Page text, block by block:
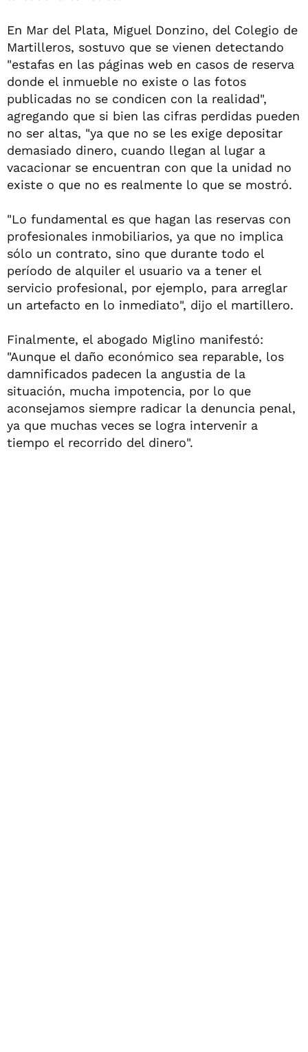
En Mar del Plata, Miguel Donzino, del Colegio de
Martilleros, sostuvo que se vienen detectando
"estafas en las páginas web en casos de reserva
donde el inmueble no existe o las fotos
publicadas no se condicen con la realidad",
agregando que si bien las cifras perdidas pueden
no ser altas, "ya que no se les exige depositar
demasiado dinero, cuando llegan al lugar a
vacacionar se encuentran con que la unidad no
existe o que no es realmente lo que se mostró.
"Lo fundamental es que hagan las reservas con
profesionales inmobiliarios, ya que no implica
sólo un contrato, sino que durante todo el
período de alquiler el usuario va a tener el
servicio profesional, por ejemplo, para arreglar
un artefacto en lo inmediato", dijo el martillero.
Finalmente, el abogado Miglino manifestó:
"Aunque el daño económico sea reparable, los
damnificados padecen la angustia de la
situación, mucha impotencia, por lo que
aconsejamos siempre radicar la denuncia penal,
ya que muchas veces se logra intervenir a
tiempo el recorrido del dinero".